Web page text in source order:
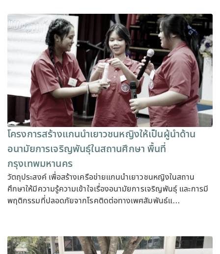
โครงการสร้างแกนนำเยาวชนหญิงให้เป็นผู้นำด้าน
อนามัยการเจริญพันธุ์ในสถานศึกษา พื้นที่
กรุงเทพมหานคร
วัตถุประสงค์ เพื่อสร้างเครือข่ายแกนนำเยาวชนหญิงในสถาน
ศึกษาให้มีความรู้ความเข้าใจเรื่องอนามัยการเจริญพันธุ์ และการมี
พฤติกรรมที่ปลอดภัยจากโรคติดต่อทางเพศสัมพันธ์แ…